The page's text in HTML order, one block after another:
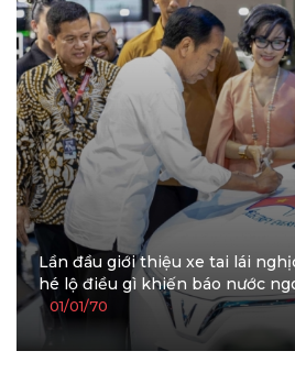
Lần đầu giới thiệu xe tai lái
hé lộ điều gì khiến báo nước
01/01/70